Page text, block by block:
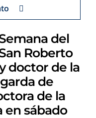
del
Roberto
doctor de la
de
de la
en sábado